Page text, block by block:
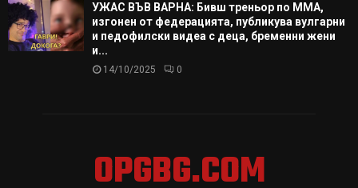
УЖАС ВЪВ ВАРНА: Бивш треньор по ММА,
изгонен от федерацията, публикува вулгарни
и педофилски видеа с деца, бременни жени
и...
14/10/2025 0
OPGBG.COM